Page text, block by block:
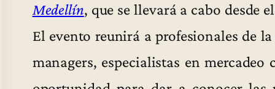
Medellín, que se llevará a cabo desde
El evento reunirá a profesionales de
managers, especialistas en